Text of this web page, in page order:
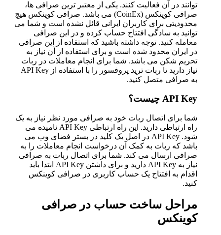
توانند در آن فعالیت کنند. یکی از معتبر ترین صرافی ها،
صرافی کوینکس (CoinEx) می باشد. صرافی کوینکس هیچ
محدودیتی برای کاربران ایرانی قائل نشده است و شما می
توانید به سادگی افتتاح حساب کرده و در این صرافی
معامله کنید. توجه داشته باشید که استفاده از این صرافی
در ایران محدود شده است و برای استفاده از آن نیاز به
تحریم شکن می باشد. شما برای انجام معاملات در ربات
نیاز دارید تا ربات ترید پروفسور را با استفاده از API Key
به صرافی متصل کنید.
API Key چیست؟
شما برای اتصال ربات خود به صرافی مورد نظر نیاز به یک
راه ارتباطی دارید. این راه ارتباطی API Key نامیده می
شود. API Key در اصل یک کلید در بستر فضای وب می
باشد که ربات به کمک آن درخواست انجام معاملات را به
صرافی ارسال می کند. شما برای اتصال ربات به صرافی
نیاز به API Key دارید و برای داشتن API Key ابتدا باید
اقدام به افتتاح یک حساب کاربری در صرافی کوینکس
کنید.
مراحل ساخت حساب در صرافی
کوینکس